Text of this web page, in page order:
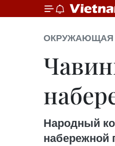
ОКРУЖАЮЩАЯ
Народный
набережной